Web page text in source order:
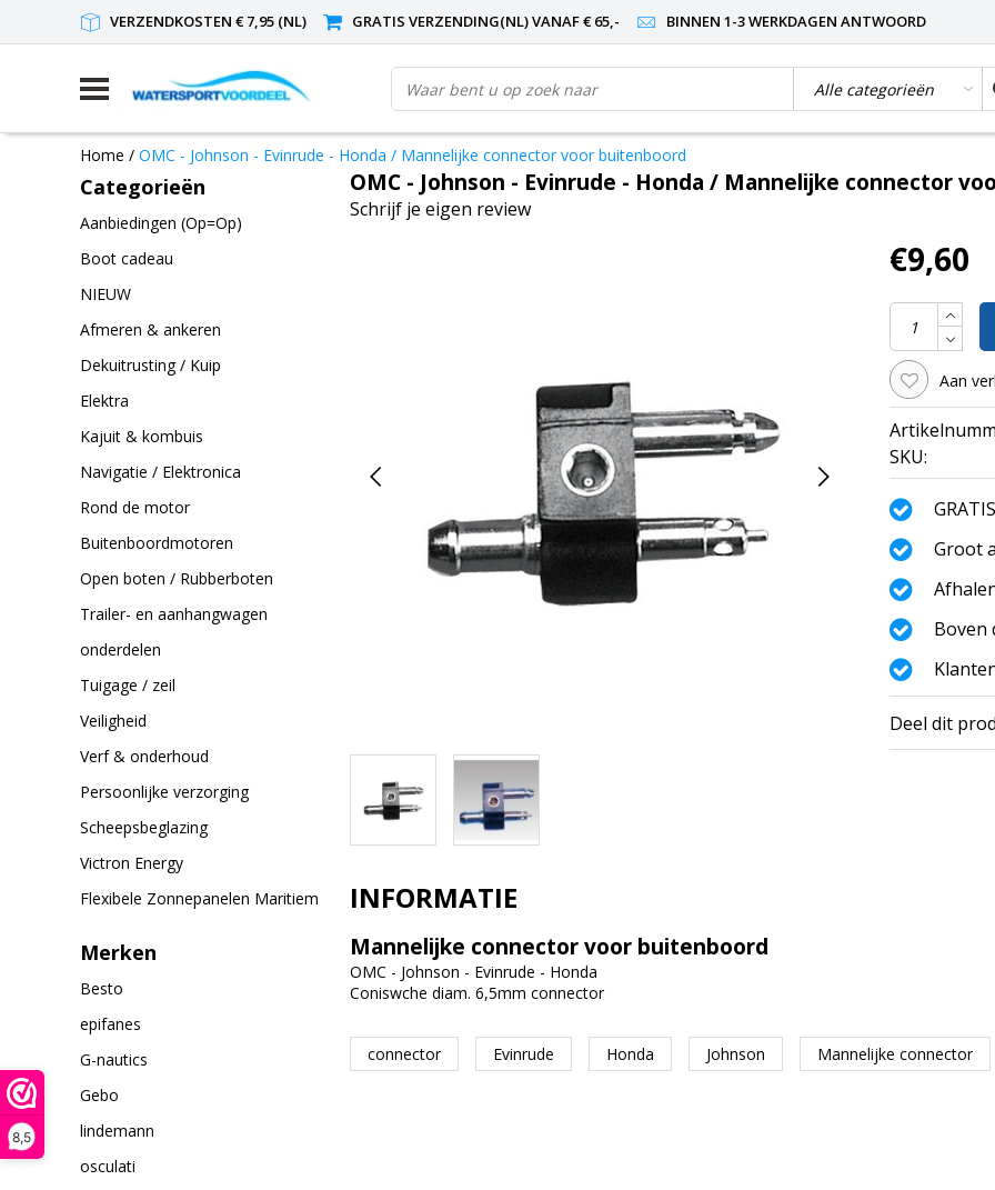
8,5
VERZENDKOSTEN € 7,95 (NL) GRATIS VERZENDING(NL) VANAF € 65,- BINNEN 1-3 WERKDAGEN ANTWOORD
Home / OMC - Johnson - Evinrude - Honda / Mannelijke connector voor buitenboord
Categorieën
Aanbiedingen (Op=Op)
Boot cadeau
NIEUW
Afmeren & ankeren
Dekuitrusting / Kuip
Elektra
Kajuit & kombuis
Navigatie / Elektronica
Rond de motor
Buitenboordmotoren
Open boten / Rubberboten
Trailer- en aanhangwagen
onderdelen
Tuigage / zeil
Veiligheid
Verf & onderhoud
Persoonlijke verzorging
Scheepsbeglazing
Victron Energy
Flexibele Zonnepanelen Maritiem
Merken
Besto
epifanes
G-nautics
Gebo
lindemann
osculati
OMC - Johnson - Evinrude - Honda / Mannelijke connector
Schrijf je eigen review
€9,60
Aan
SKU:
Groot
Boven
Deel dit
INFORMATIE
Mannelijke connector voor buitenboord
OMC - Johnson - Evinrude - Honda
Coniswche diam. 6,5mm connector
connector Evinrude Honda Johnson Mannelijke connector